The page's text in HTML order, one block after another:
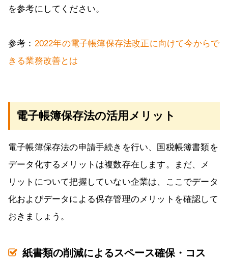
を参考にしてください。
参考： 2022年の電子帳簿保存法改正に向けて今からで
きる業務改善とは
電子帳簿保存法の活用メリット
電子帳簿保存法の申請手続きを行い、国税帳簿書類を
データ化するメリットは複数存在します。まだ、メ
リットについて把握していない企業は、ここでデータ
化およびデータによる保存管理のメリットを確認して
おきましょう。
紙書類の削減によるスペース確保・コス